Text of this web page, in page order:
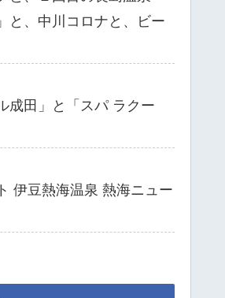
と、中川コロナと、ビー
成田」と「スパ ラクー
伊豆熱海温泉 熱海ニュー